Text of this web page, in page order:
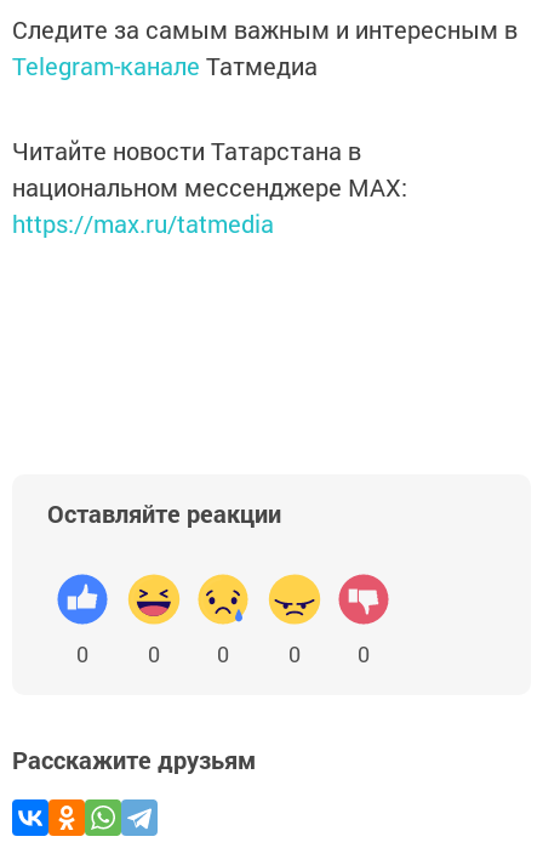
Следите за самым важным и интересным в
Telegram-канале Татмедиа
Читайте новости Татарстана в
национальном мессенджере MАХ:
https://max.ru/tatmedia
Оставляйте реакции
0 0 0 0 0
Расскажите друзьям